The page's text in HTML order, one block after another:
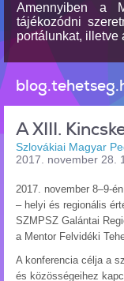
Amennyiben a
tájékozódni
portálunkat, illetve
A XIII.
Szlovákiai Magyar
2017. november 28.
2017. november 8–9-
– helyi és regionális
SZMPSZ Galántai
a Mentor Felvidéki
A konferencia célja a
és közösségeihez